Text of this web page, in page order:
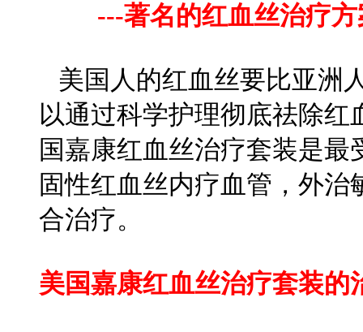
---著名的红血丝治疗方
美国人的红血丝要比亚洲
以通过科学护理彻底祛除
国嘉康红血丝治疗套装是
固性红血丝内疗血管，外
合治疗。
美国嘉康红血丝治疗套装的